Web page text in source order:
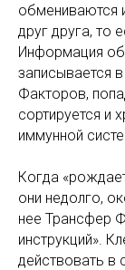
обмениваются
друг друга, то
Информация
записывается
Факторов,
сортируется и
иммунной
Когда
они недолго,
нее Трансфер
инструкций».
действовать в